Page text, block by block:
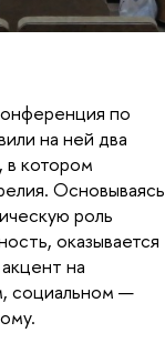
по
на ней два
котором
Основываясь
роль
оказывается
на
социальном —